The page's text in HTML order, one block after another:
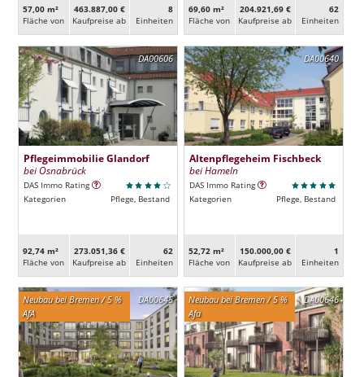
57,00 m²
Fläche von
463.887,00 €
Kaufpreise ab
8
Ein­heiten
69,60 m²
Fläche von
204.921,69 €
Kaufpreise ab
62
Ein­heiten
DA00606
Pflegeimmobilie Glandorf
bei Osnabrück
DAS Immo Rating
Kategorien
Pflege, Bestand
92,74 m²
Fläche von
273.051,36 €
Kaufpreise ab
62
Ein­heiten
DA00640
Altenpflegeheim Fischbeck
bei Hameln
DAS Immo Rating
Kategorien
Pflege, Bestand
52,72 m²
Fläche von
150.000,00 €
Kaufpreise ab
1
Ein­heiten
DA00645
Neubau bei Bremen / 5 %
AfA
DA00646
Neubau bei Bremen / 5 %
Afa